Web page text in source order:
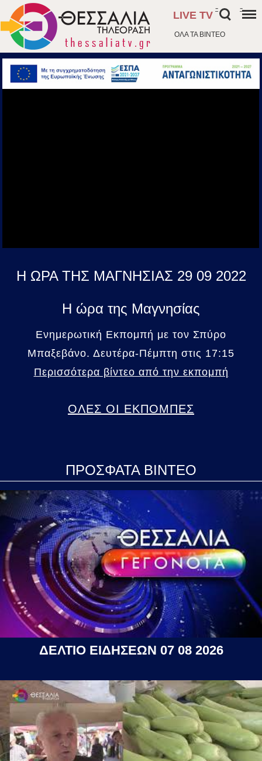
ΟΛΑ ΤΑ ΒΙΝΤΕΟ
LIVE TV
- -
Η ΩΡΑ ΤΗΣ ΜΑΓΝΗΣΙΑΣ 29 09 2022
Η ώρα της Μαγνησίας
Ενημερωτική Εκπομπή με τον Σπύρο
Μπαξεβάνο. Δευτέρα-Πέμπτη στις 17:15
Περισσότερα βίντεο από την εκπομπή
ΟΛΕΣ ΟΙ ΕΚΠΟΜΠΕΣ
ΠΡΟΣΦΑΤΑ ΒΙΝΤΕΟ
ΔΕΛΤΙΟ ΕΙΔΗΣΕΩΝ 07 08 2026